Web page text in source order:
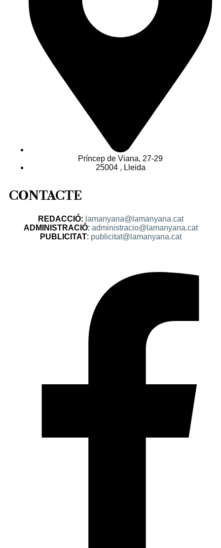
Príncep de Viana, 27-29
25004 , Lleida
CONTACTE
REDACCIÓ: lamanyana@lamanyana.cat
ADMINISTRACIÓ: administracio@lamanyana.cat
PUBLICITAT: publicitat@lamanyana.cat